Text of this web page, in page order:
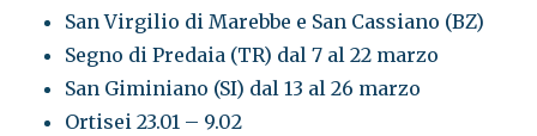
San Virgilio di Marebbe e San Cassiano (BZ)
Segno di Predaia (TR) dal 7 al 22 marzo
San Giminiano (SI) dal 13 al 26 marzo
Ortisei 23.01 – 9.02